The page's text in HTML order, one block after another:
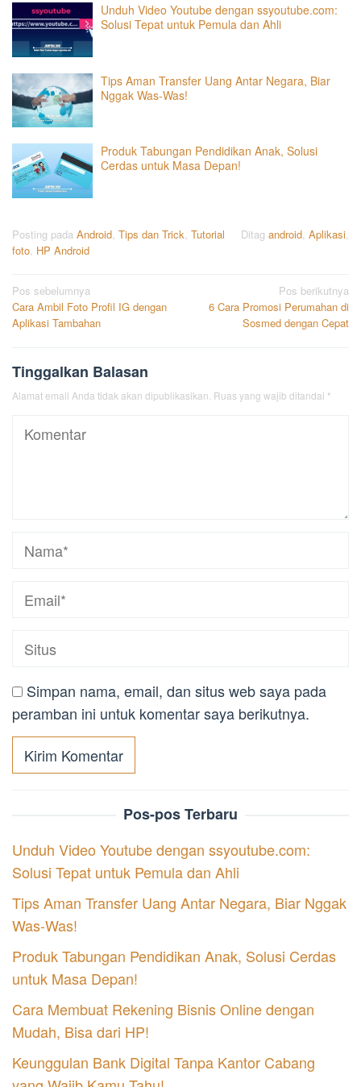
Unduh Video Youtube dengan ssyoutube.com:
Solusi Tepat untuk Pemula dan Ahli
Tips Aman Transfer Uang Antar Negara, Biar
Nggak Was-Was!
Produk Tabungan Pendidikan Anak, Solusi
Cerdas untuk Masa Depan!
Posting pada Android Tips dan Trick Tutorial Ditag android Aplikasi
foto HP Android
Navigasi
pos
Pos sebelumnya
Cara Ambil Foto Profil IG dengan
Aplikasi Tambahan
Pos berikutnya
6 Cara Promosi Perumahan di
Sosmed dengan Cepat
Tinggalkan Balasan
Alamat email Anda tidak akan dipublikasikan. Ruas yang wajib ditandai *
Simpan nama, email, dan situs web saya pada
peramban ini untuk komentar saya berikutnya.
Pos-pos Terbaru
Unduh Video Youtube dengan ssyoutube.com:
Solusi Tepat untuk Pemula dan Ahli
Tips Aman Transfer Uang Antar Negara, Biar Nggak
Was-Was!
Produk Tabungan Pendidikan Anak, Solusi Cerdas
untuk Masa Depan!
Cara Membuat Rekening Bisnis Online dengan
Mudah, Bisa dari HP!
Keunggulan Bank Digital Tanpa Kantor Cabang